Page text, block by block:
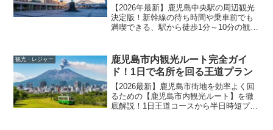
【2026年最新】鹿児島中央駅の周辺観光
決定版！新幹線の待ち時間や乗車前でも
満喫できる、駅から徒歩1分～10分の観光
地、かごっまふるさと屋台村など、歴
史・グルメ・ショッピング情報満載。限
られた時間でも効率よく楽しむための1時
間～3時間モデルコースも紹介！鹿児島の
陸の玄関口で、旅をより豊かなものにし
ましょう。
観光・レジャー
鹿児島市内観光ルート完全ガイ
ド！1日で名所を回る王道プラン
【2026最新】鹿児島市街地を効率よく回
るための【鹿児島市内観光ルート】を徹
底解説！1日王道コースから半日時短プラ